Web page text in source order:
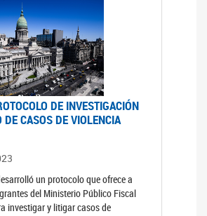
DE INVESTIGACIÓN
DE CASOS DE VIOLENCIA
un protocolo que ofrece a
del Ministerio Público Fiscal
investigar y litigar casos de